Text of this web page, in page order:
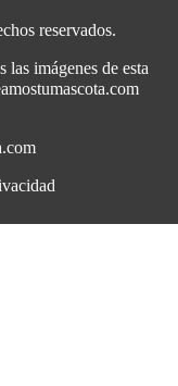
reservados.
imágenes de esta